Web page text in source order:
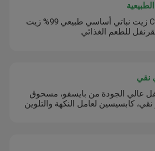
CAS 8015-97-2 زيت نباتي أساسي طبيعي 99% زيت
للطعم الغذائي
نقي
عالي الجودة من بايسفو، مسحوق
كابسيسين لعامل النكهة والتلوين